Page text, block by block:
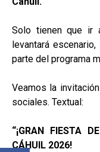
Solo tienen que ir
levantará
parte del programa
Veamos la
sociales. Textual:
“¡GRAN FIESTA
CÁHUIL 2026!